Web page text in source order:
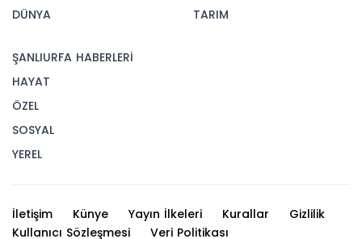
DÜNYA
TARIM
ŞANLIURFA HABERLERİ
HAYAT
ÖZEL
SOSYAL
YEREL
İletişim Künye Yayın İlkeleri Kurallar
Gizlilik
Kullanıcı Sözleşmesi
Veri Politikası